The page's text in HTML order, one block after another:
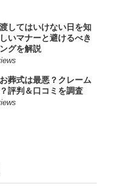
してはいけない日を知
いマナーと避けるべき
グを解説
葬式は最悪？クレーム
評判＆口コミを調査